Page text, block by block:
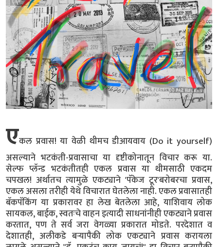
एकल प्रवास! या वेळी थीमच डीआयवाय (Do it yourself)
असल्याने भटकंती-प्रवासाचा या दृष्टीकोनातून विचार करू या.
सेल्फ प्लॅन्ड भटकंतीतही एकल प्रवास या थीमसाठी एकदम
चपखल! अर्थातच त्यामुळे एकट्याने 'पॅकेज टूर'बरोबरचा प्रवास,
एकल असला तरीही येथे विचारात घेतलेला नाही. एकल प्रवासातही
बॅकपॅकिंग या प्रकारावर हा लेख बेतलेला आहे, याशिवाय लोक
सायकल, बाईक, स्वतःचे वाहन इत्यादी साधनांनीही एकट्याने प्रवास
करतात, पण ते सर्व जरा वेगळ्या प्रकारात मोडते. परदेशात व
देशातही, अलीकडे बऱ्यापैकी लोक एकट्याने प्रवास करायला